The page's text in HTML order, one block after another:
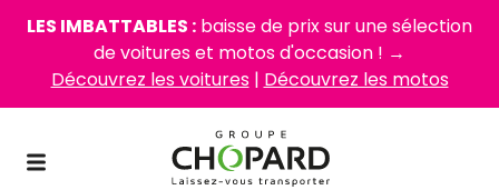
LES IMBATTABLES : baisse de prix sur une sélection
de voitures et motos d'occasion ! →
Découvrez les voitures| Découvrez les motos